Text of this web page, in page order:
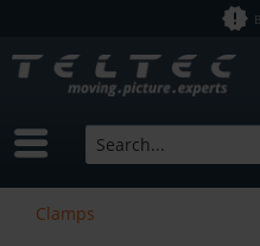
Clamps